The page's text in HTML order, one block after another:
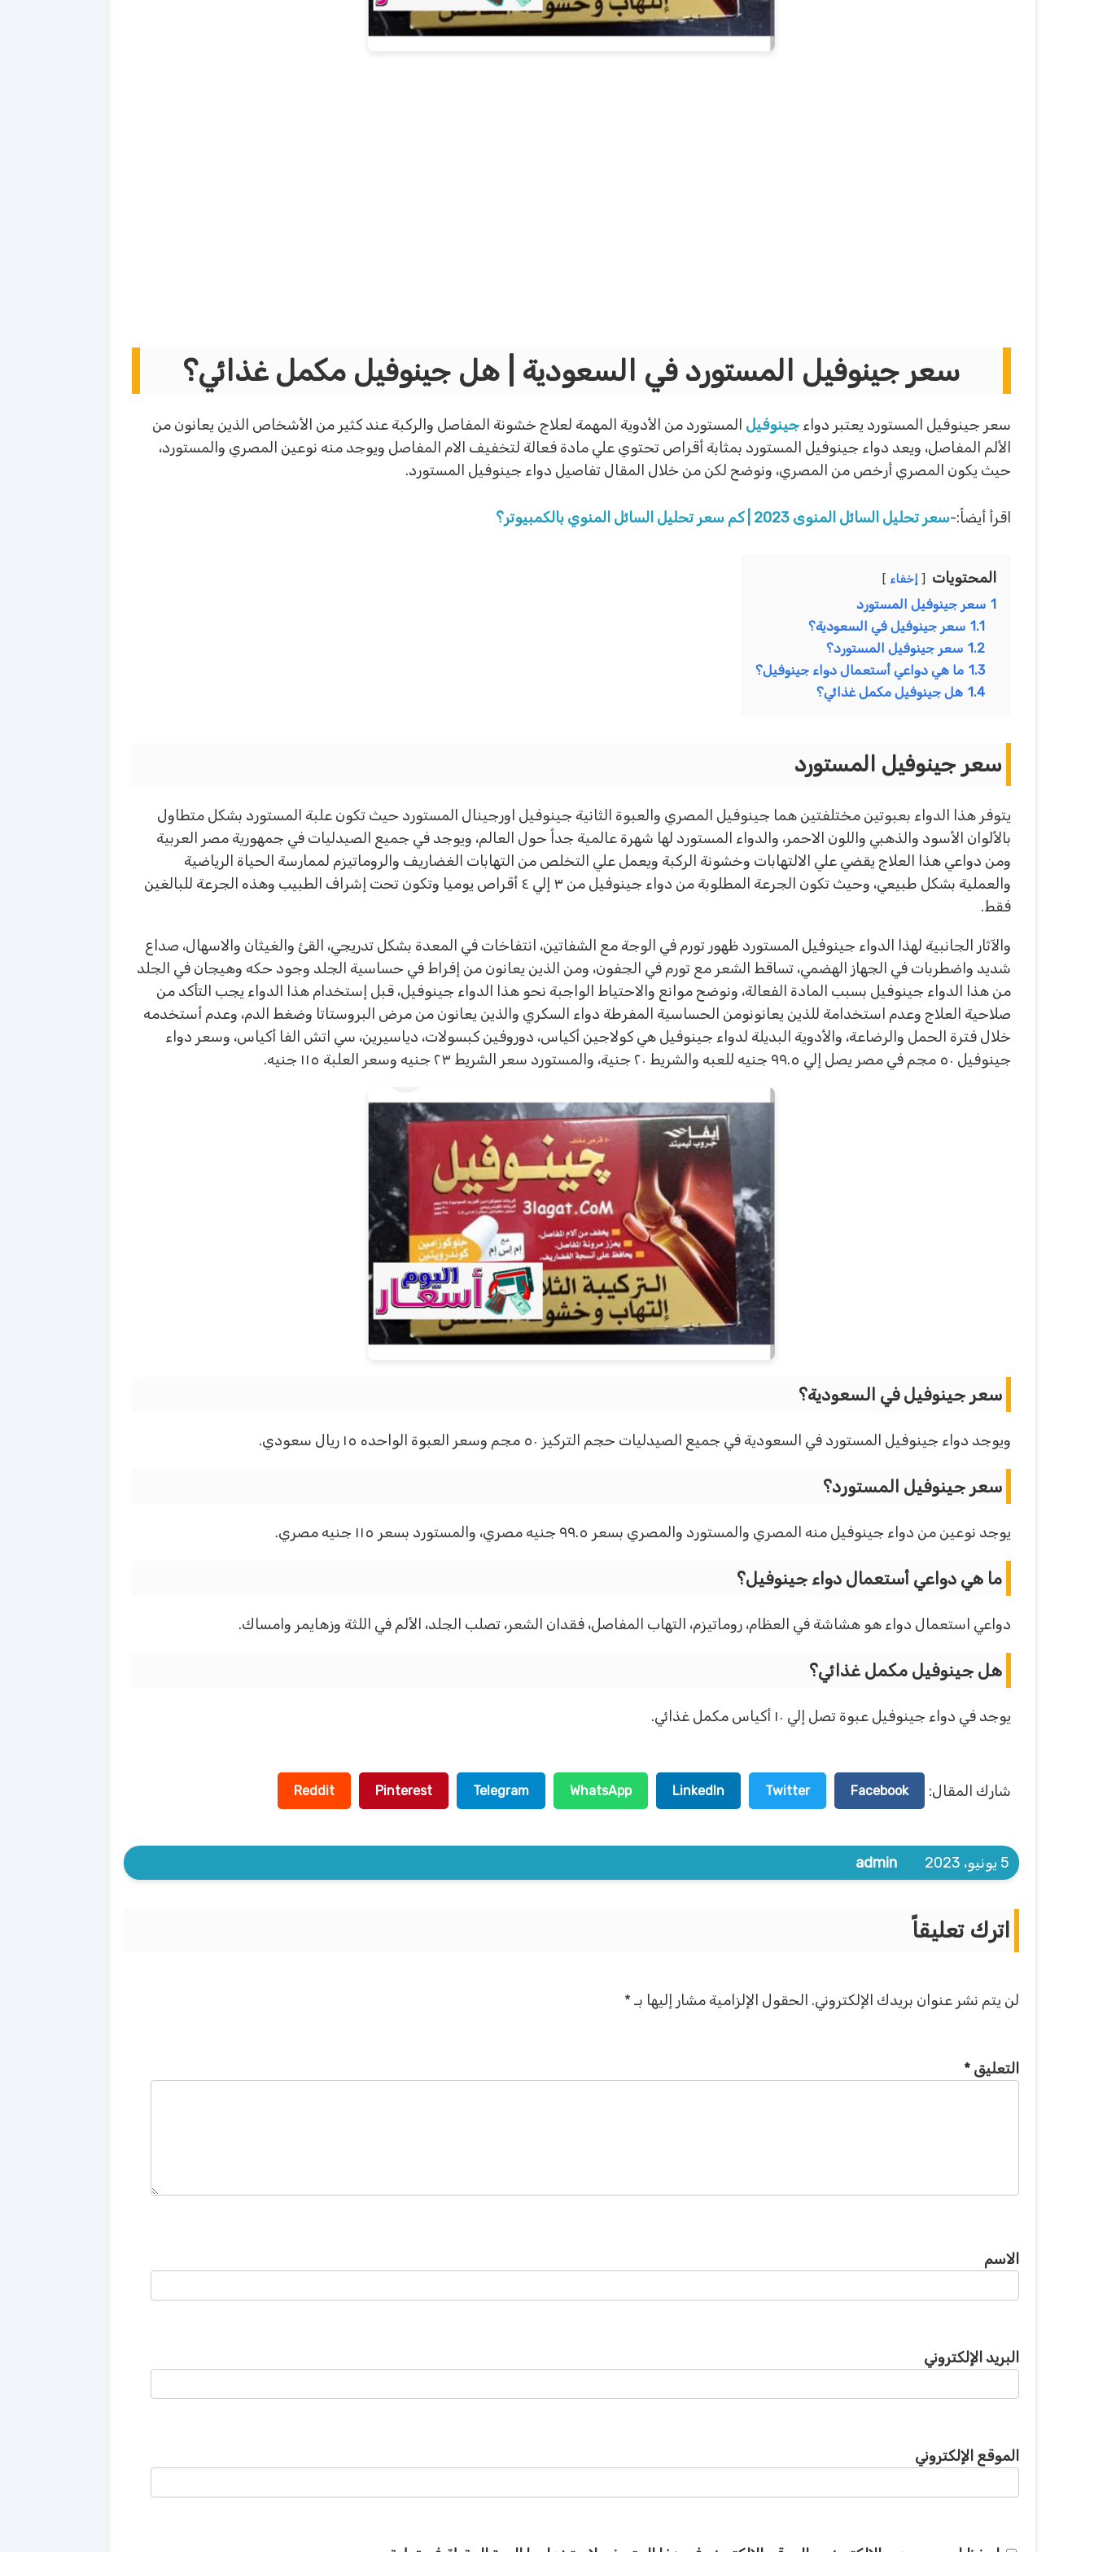
سعر جينوفيل المستورد في السعودية | هل جينوفيل مكمل غذائي؟
سعر جينوفيل المستورد يعتبر دواء جينوفيل المستورد من الأدوية المهمة لعلاج خشونة المفاصل والركبة عند كثير من الأشخاص الذين يعانون من
الألم المفاصل، ويعد دواء جينوفيل المستورد بمثابة أقراص تحتوي علي مادة فعالة لتخفيف الام المفاصل ويوجد منه نوعين المصري والمستورد،
حيث يكون المصري أرخص من المصري، ونوضح لكن من خلال المقال تفاصيل دواء جينوفيل المستورد.
اقرأ أيضاً:-سعر تحليل السائل المنوى 2023 | كم سعر تحليل السائل المنوي بالكمبيوتر؟
المحتويات إخفاء
1 سعر جينوفيل المستورد
1.1 سعر جينوفيل في السعودية؟
1.2 سعر جينوفيل المستورد؟
1.3 ما هي دواعي أستعمال دواء جينوفيل؟
1.4 هل جينوفيل مكمل غذائي؟
سعر جينوفيل المستورد
يتوفر هذا الدواء بعبوتين مختلفتين هما جينوفيل المصري والعبوة الثانية جينوفيل اورجينال المستورد حيث تكون علبة المستورد بشكل متطاول
بالألوان الأسود والذهبي واللون الاحمر، والدواء المستورد لها شهرة عالمية جداً حول العالم، ويوجد في جميع الصيدليات في جمهورية مصر العربية
ومن دواعي هذا العلاج يقضي علي الالتهابات وخشونة الركبة ويعمل علي التخلص من التهابات الغضاريف والروماتيزم لممارسة الحياة الرياضية
والعملية بشكل طبيعي، وحيث تكون الجرعة المطلوبة من دواء جينوفيل من ٣ إلي ٤ أقراص يوميا وتكون تحت إشراف الطبيب وهذه الجرعة للبالغين
فقط.
والآثار الجانبية لهذا الدواء جينوفيل المستورد ظهور تورم في الوجة مع الشفاتين، انتفاخات في المعدة بشكل تدريجي، القئ والغيثان والاسهال، صداع
شديد واضطربات في الجهاز الهضمي، تساقط الشعر مع تورم في الجفون، ومن الذين يعانون من إفراط في حساسية الجلد وجود حكه وهيجان في الجلد
من هذا الدواء جينوفيل بسبب المادة الفعالة، ونوضح موانع والاحتياط الواجبة نحو هذا الدواء جينوفيل، قبل إستخدام هذا الدواء يجب التأكد من
صلاحية العلاج وعدم استخدامة للذين يعانونومن الحساسية المفرطة دواء السكري والذين يعانون من مرض البروستاتا وضغط الدم، وعدم أستخدمه
خلال فترة الحمل والرضاعة، والأدوية البديلة لدواء جينوفيل هي كولاجين أكياس، دوروفين كبسولات، دياسيرين، سي اتش الفا أكياس، وسعر دواء
جينوفيل ٥٠ مجم في مصر يصل إلي ٩٩.٥ جنيه للعبه والشريط ٢٠ جنية، والمستورد سعر الشريط ٢٣ جنيه وسعر العلبة ١١٥ جنيه.
سعر جينوفيل في السعودية؟
ويوجد دواء جينوفيل المستورد في السعودية في جميع الصيدليات حجم التركيز ٥٠ مجم وسعر العبوة الواحده ١٥ ريال سعودي.
سعر جينوفيل المستورد؟
يوجد نوعين من دواء جينوفيل منه المصري والمستورد والمصري بسعر ٩٩.٥ جنيه مصري، والمستورد بسعر ١١٥ جنيه مصري.
ما هي دواعي أستعمال دواء جينوفيل؟
دواعي استعمال دواء هو هشاشة في العظام، روماتيزم، التهاب المفاصل، فقدان الشعر، تصلب الجلد، الألم في اللثة وزهايمر وامساك.
هل جينوفيل مكمل غذائي؟
يوجد في دواء جينوفيل عبوة تصل إلي ١٠ أكياس مكمل غذائي.
شارك المقال: Facebook
Twitter
LinkedIn
WhatsApp
Telegram
Pinterest
Reddit
5 يونيو، 2023 admin
اترك تعليقاً
لن يتم نشر عنوان بريدك الإلكتروني. الحقول الإلزامية مشار إليها بـ *
التعليق *
الاسم
البريد الإلكتروني
الموقع الإلكتروني